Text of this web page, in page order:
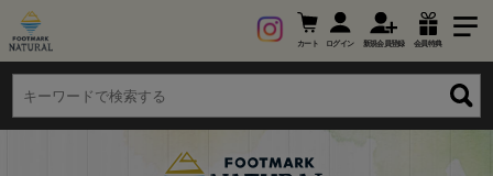
カート ログイン 新規会員登録 会員特典